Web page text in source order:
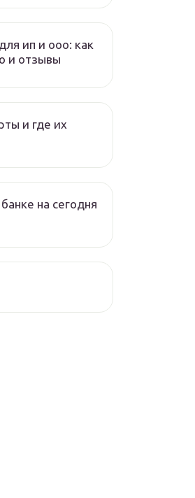
ип и ооо: как
и отзывы
и где их
на сегодня